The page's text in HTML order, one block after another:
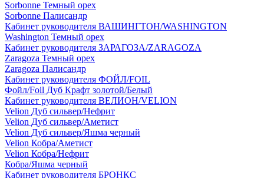
Sorbonne Темный орех
Sorbonne Палисандр
Кабинет руководителя ВАШИНГТОН/WASHINGTON
Washington Темный орех
Кабинет руководителя ЗАРАГОЗА/ZARAGOZA
Zaragoza Темный орех
Zaragoza Палисандр
Кабинет руководителя ФОЙЛ/FOIL
Фойл/Foil Дуб Крафт золотой/Белый
Кабинет руководителя ВЕЛИОН/VELION
Velion Дуб сильвер/Нефрит
Velion Дуб сильвер/Аметист
Velion Дуб сильвер/Яшма черный
Velion Кобра/Аметист
Velion Кобра/Нефрит
Кобра/Яшма черный
Кабинет руководителя БРОНКС